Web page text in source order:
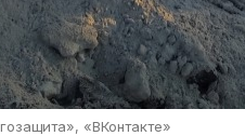
«ВКонтакте»